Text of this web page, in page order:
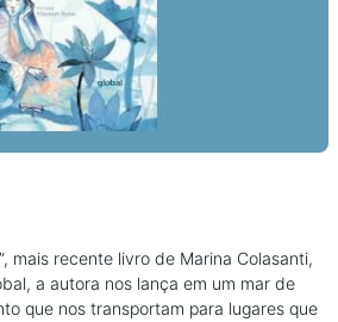
mais recente livro de Marina Colasanti,
a autora nos lança em um mar de
que nos transportam para lugares que